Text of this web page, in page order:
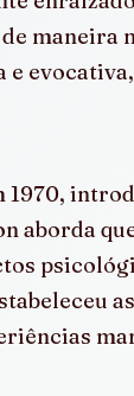
maneira
1970,
aborda